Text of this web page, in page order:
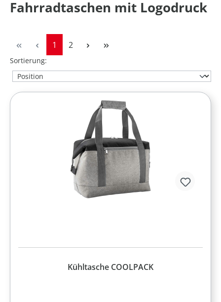
Fahrradtaschen mit Logodruck
Seite
1 Seite
2
Sortierung:
Kühltasche COOLPACK